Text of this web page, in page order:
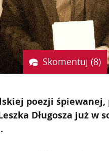
Skomentuj (8)
poezji śpiewanej,
Długosza już w